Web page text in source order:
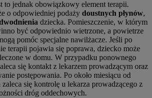
to jednak obowiązkowy element terapii.
o odpowiedniej podaży doustnych płynów,
dziecka. Pomieszczenie, w którym
być odpowiednio wietrzone, a powietrze
pomóc specjalne nawilżacze. Jeśli po
terapii pojawia się poprawa, dziecko może
w domu. W przypadku ponownego
się kontakt z lekarzem prowadzącym oraz
postępowania. Po około miesiącu od
się kontrolę u lekarza prowadzącego z
dróg oddechowych.